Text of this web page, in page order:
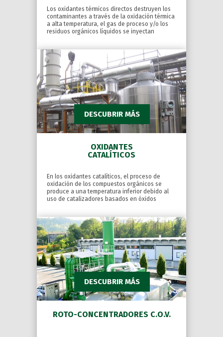
Los oxidantes térmicos directos destruyen los
contaminantes a través de la oxidación térmica
a alta temperatura, el gas de proceso y/o los
residuos orgánicos líquidos se inyectan
DESCUBRIR MÁS
OXIDANTES
CATALÍTICOS
En los oxidantes catalíticos, el proceso de
oxidación de los compuestos orgánicos se
produce a una temperatura inferior debido al
uso de catalizadores basados en óxidos
DESCUBRIR MÁS
ROTO-CONCENTRADORES C.O.V.